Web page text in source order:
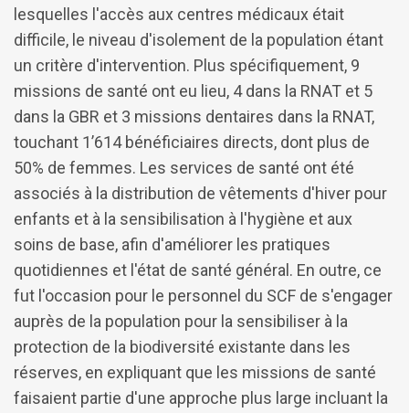
lesquelles l'accès aux centres médicaux était
difficile, le niveau d'isolement de la population étant
un critère d'intervention. Plus spécifiquement, 9
missions de santé ont eu lieu, 4 dans la RNAT et 5
dans la GBR et 3 missions dentaires dans la RNAT,
touchant 1’614 bénéficiaires directs, dont plus de
50% de femmes. Les services de santé ont été
associés à la distribution de vêtements d'hiver pour
enfants et à la sensibilisation à l'hygiène et aux
soins de base, afin d'améliorer les pratiques
quotidiennes et l'état de santé général. En outre, ce
fut l'occasion pour le personnel du SCF de s'engager
auprès de la population pour la sensibiliser à la
protection de la biodiversité existante dans les
réserves, en expliquant que les missions de santé
faisaient partie d'une approche plus large incluant la